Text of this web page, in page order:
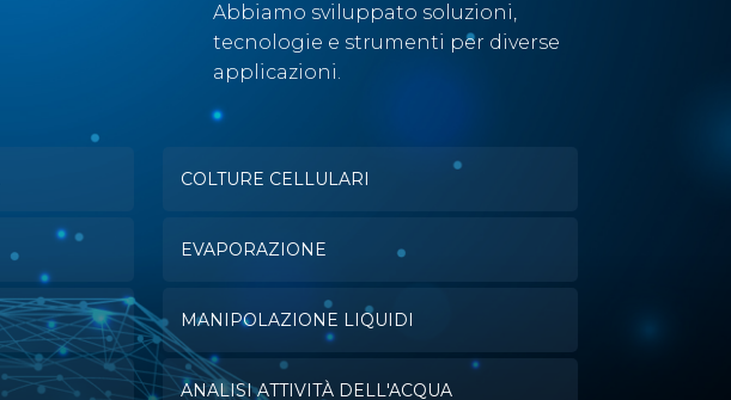
Abbiamo sviluppato soluzioni,
tecnologie e strumenti per diverse
applicazioni.
COLTURE CELLULARI
EVAPORAZIONE
MANIPOLAZIONE LIQUIDI
ANALISI ATTIVITÀ DELL'ACQUA